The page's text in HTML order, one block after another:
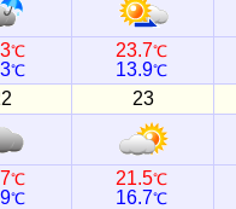
℃
℃
23.7℃
13.9℃
23
℃
℃
21.5℃
16.7℃